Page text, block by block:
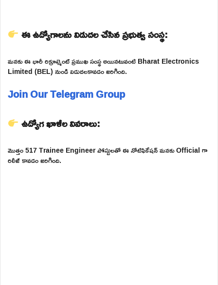
ఈ ఉద్యోగాలను విడుదల చేసిన ప్రభుత్వ సంస్థ:
మనకు ఈ భారీ రిక్రూట్మెంట్ ప్రముఖ సంస్థ అయినటువంటి Bharat Electronics
Limited (BEL) నుండి విడుదలకావడం జరిగింది.
Join Our Telegram Group
ఉద్యోగ ఖాళీల వివరాలు:
మొత్తం 517 Trainee Engineer పోస్టులతో ఈ నోటిఫికేషన్ మనకు Official గా
రిలీజ్ కావడం జరిగింది.